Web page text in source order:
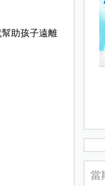
助孩子遠離
當